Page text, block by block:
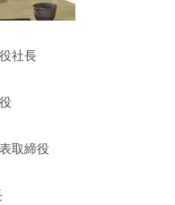
社長
取締役